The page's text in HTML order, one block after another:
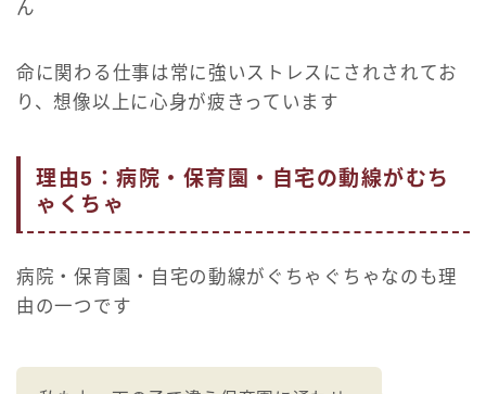
ん
命に関わる仕事は常に強いストレスにされされてお
り、想像以上に心身が疲きっています
理由5：病院・保育園・自宅の動線がむち
ゃくちゃ
病院・保育園・自宅の動線がぐちゃぐちゃなのも理
由の一つです